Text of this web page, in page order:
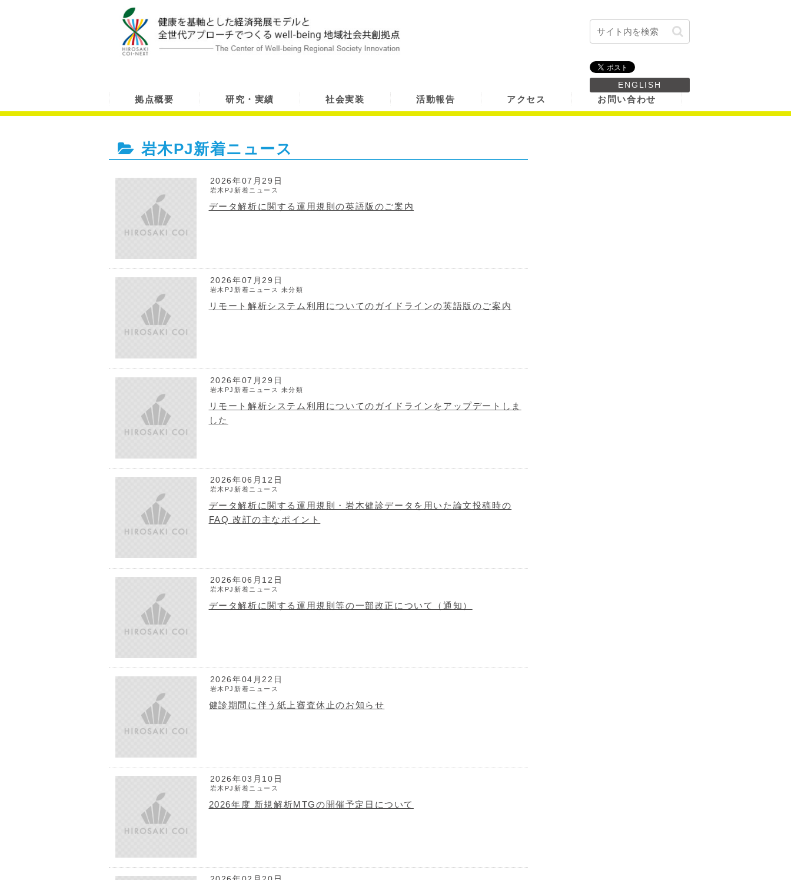
ENGLISH
拠点概要 研究・実績 社会実装 活動報告 アクセス お問い合わせ
岩木PJ新着ニュース
2026年07月29日
岩木PJ新着ニュース
データ解析に関する運用規則の英語版のご案内
2026年07月29日
岩木PJ新着ニュース 未分類
リモート解析システム利用についてのガイドラインの英語版のご案内
2026年07月29日
岩木PJ新着ニュース 未分類
リモート解析システム利用についてのガイドラインをアップデートしま
した
2026年06月12日
岩木PJ新着ニュース
データ解析に関する運用規則・岩木健診データを用いた論文投稿時の
FAQ 改訂の主なポイント
2026年06月12日
岩木PJ新着ニュース
データ解析に関する運用規則等の一部改正について（通知）
2026年04月22日
岩木PJ新着ニュース
健診期間に伴う紙上審査休止のお知らせ
2026年03月10日
岩木PJ新着ニュース
2026年度 新規解析MTGの開催予定日について